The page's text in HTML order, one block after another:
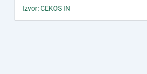
Izvor: CEKOS IN